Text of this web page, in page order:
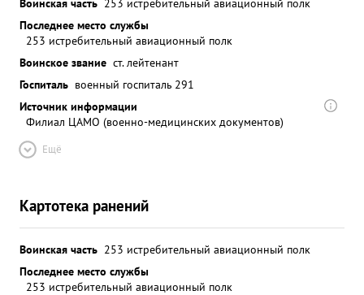
Последнее место службы
253 истребительный авиационный полк
Воинское звание ст. лейтенант
Госпиталь военный госпиталь 291
Источник информации
Филиал ЦАМО (военно-медицинских документов)
Ещё
Картотека ранений
Воинская часть 253 истребительный авиационный полк
Последнее место службы
253 истребительный авиационный полк